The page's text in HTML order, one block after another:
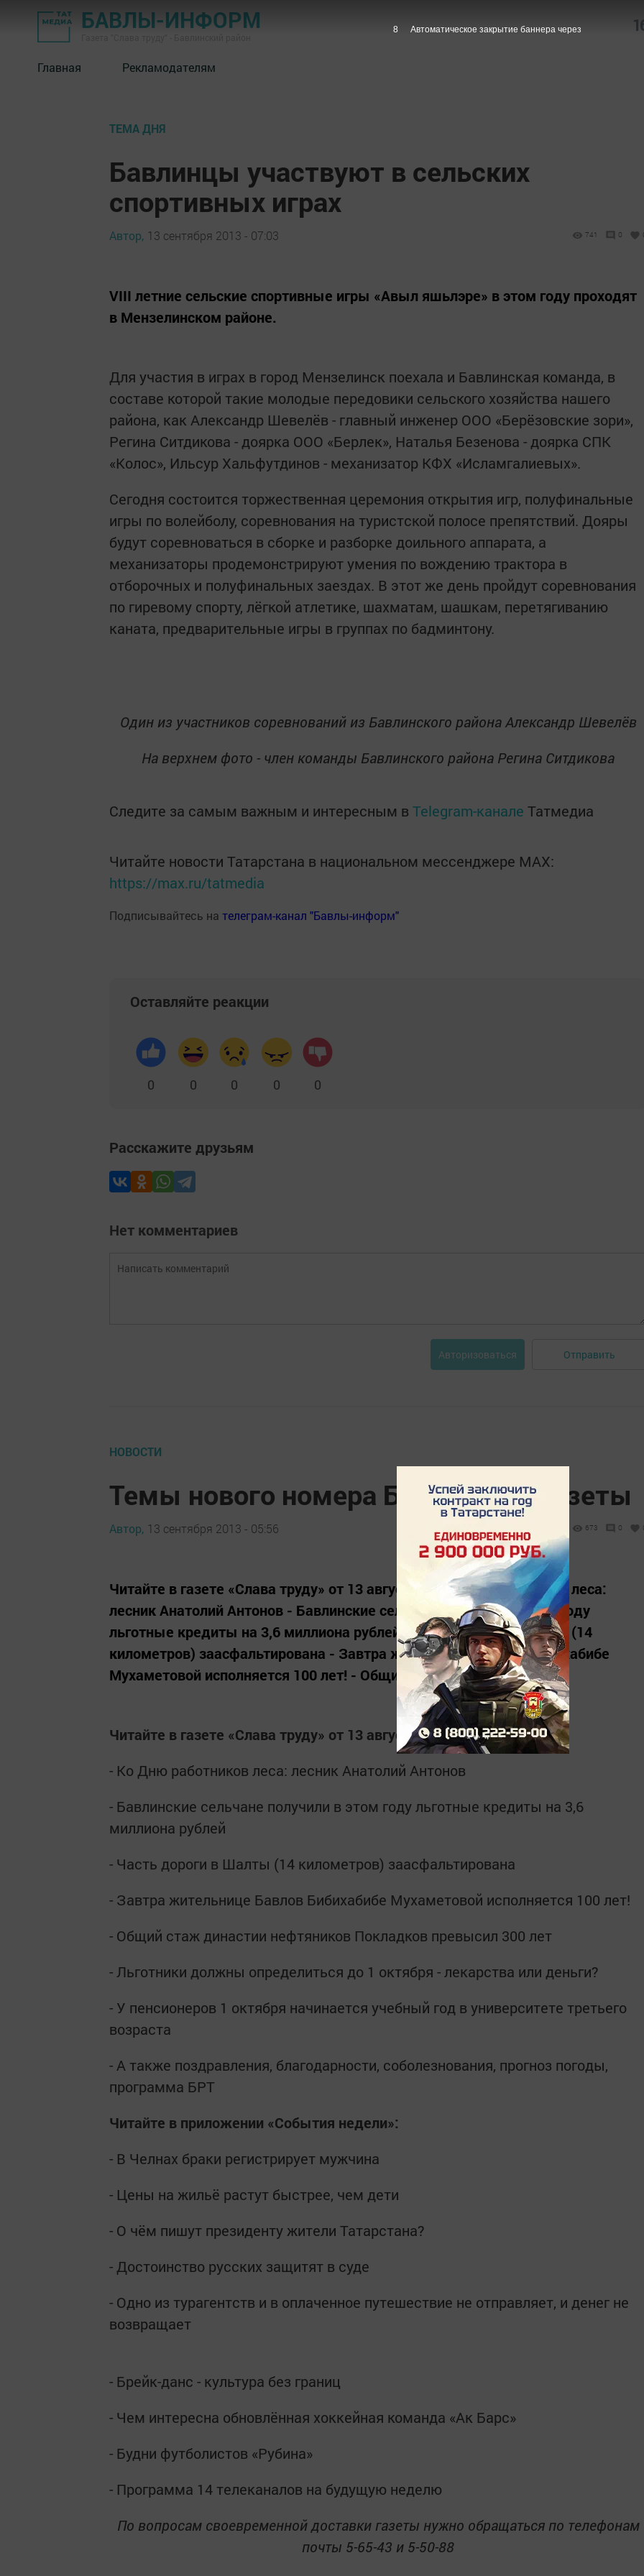
БАВЛЫ-ИНФОРМ
Главная Рекламодателям
ТЕМА ДНЯ
Бавлинцы участвуют в сельских
спортивных играх
Автор, 13 сентября 2013 - 07:03 741 0
VIII летние сельские спортивные игры «Авыл яшьлэре» в этом году проходят
в Мензелинском районе.
Для участия в играх в город Мензелинск поехала и Бавлинская команда, в
составе которой такие молодые передовики сельского хозяйства нашего
района, как Александр Шевелёв - главный инженер ООО «Берёзовские зори»,
Регина Ситдикова - доярка ООО «Берлек», Наталья Безенова - доярка СПК
«Колос», Ильсур Хальфутдинов - механизатор КФХ «Исламгалиевых».
Сегодня состоится торжественная церемония открытия игр, полуфинальные
игры по волейболу, соревнования на туристской полосе препятствий. Дояры
будут соревноваться в сборке и разборке до­ильного аппарата, а
механизаторы продемонстри­руют умения по вождению трактора в
отборочных и полуфинальных заездах. В этот же день пройдут соревнования
по гиревому спорту, лёгкой атлетике, шахматам, шашкам, перетягиванию
каната, предварительные игры в группах по бадминтону.
Один из участников соревнований из Бавлинского района Александр Шевелёв
На верхнем фото - член команды Бавлинского района Регина Ситдикова
Следите за самым важным и интересным в Telegram-канале Татмедиа
Читайте новости Татарстана в национальном мессенджере MАХ:
https://max.ru/tatmedia
Подписывайтесь на телеграм-канал "Бавлы-информ"
Оставляйте реакции
0 0 0 0 0
Расскажите друзьям
Нет комментариев
Авторизоваться Отправить
НОВОСТИ
Темы нового номера Бавлинской газеты
Автор, 13 сентября 2013 - 05:56 673 0
Читайте в газете «Слава труду» от 13 августа: - Ко Дню работников леса:
лесник Анатолий Антонов - Бавлинские сельчане получили в этом году
льготные кредиты на 3,6 миллиона рублей - Часть дороги в Шалты (14
километров) заасфальтирована - Завтра жительнице Бавлов Бибихабибе
Мухаметовой исполняется 100 лет! - Общий стаж династии...
Читайте в газете «Слава труду» от 13 августа:
- Ко Дню работников леса: лесник Анатолий Антонов
- Бавлинские сельчане получили в этом году льготные кредиты на 3,6
миллиона рублей
- Часть дороги в Шалты (14 километров) заасфальтирована
- Завтра жительнице Бавлов Бибихабибе Мухаметовой исполняется 100 лет!
- Общий стаж династии нефтяников Покладков превысил 300 лет
- Льготники должны определиться до 1 октября - лекарства или деньги?
- У пенсионеров 1 октября начинается учебный год в университете третьего
возраста
- А также поздравления, благодарности, соболезнования, прогноз погоды,
программа БРТ
Читайте в приложении «События недели»:
- В Челнах браки регистрирует мужчина
- Цены на жильё растут быстрее, чем дети
- О чём пишут президенту жители Татарстана?
- Достоинство русских защитят в суде
- Одно из турагентств и в оплаченное путешествие не отправляет, и денег не
возвращает
- Брейк-данс - культура без границ
- Чем интересна обновлённая хоккейная команда «Ак Барс»
- Будни футболистов «Рубина»
- Программа 14 телеканалов на будущую неделю
По вопросам своевременной доставки газеты нужно обращаться по телефонам
почты 5-65-43 и 5-50-88
7 Автоматическое закрытие баннера через